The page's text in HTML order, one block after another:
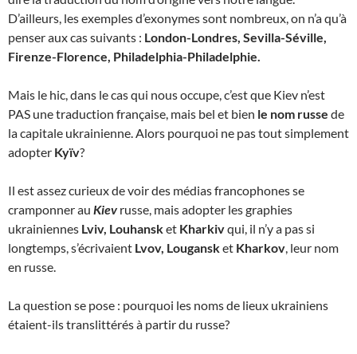
D’ailleurs, les exemples d’exonymes sont nombreux, on n’a qu’à
penser aux cas suivants : London-Londres, Sevilla-Séville,
Firenze-Florence, Philadelphia-Philadelphie.
Mais le hic, dans le cas qui nous occupe, c’est que Kiev n’est
PAS une traduction française, mais bel et bien le nom russe de
la capitale ukrainienne. Alors pourquoi ne pas tout simplement
adopter Kyïv?
Il est assez curieux de voir des médias francophones se
cramponner au Kiev russe, mais adopter les graphies
ukrainiennes Lviv, Louhansket Kharkivqui, il n’y a pas si
longtemps, s’écrivaient Lvov, Lougansket Kharkov, leur nom
en russe.
La question se pose : pourquoi les noms de lieux ukrainiens
étaient-ils translittérés à partir du russe?